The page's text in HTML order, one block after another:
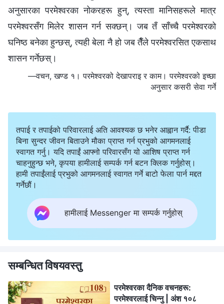
अनुसारका परमेश्‍वरका नोकरहरू हुन्, त्यस्ता मानिसहरूले मात्र
परमेश्‍वरसँग मिलेर शासन गर्न सक्छन्। जब तँ साँच्चै परमेश्‍वरको
घनिष्ठ बनेका हुन्छस्, त्यही बेला नै हो जब तैँले परमेश्‍वरसित एकसाथ
शासन गर्नेछस्।
—वचन, खण्ड १। परमेश्‍वरको देखापराइ र काम। परमेश्‍वरको इच्छा
अनुसार कसरी सेवा गर्ने
तपाई र तपाईको परिवारलाई अति आवश्यक छ भनेर आह्वान गर्दै: पीडा
बिना सुन्दर जीवन बिताउने मौका प्राप्त गर्न प्रभुको आगमनलाई
स्वागत गर्नु। यदि तपाईं आफ्नो परिवारसँग यो आशिष प्राप्त गर्न
चाहनुहुन्छ भने, कृपया हामीलाई सम्पर्क गर्न बटन क्लिक गर्नुहोस्।
हामी तपाईंलाई प्रभुको आगमनलाई स्वागत गर्ने बाटो फेला पार्न मद्दत
गर्नेछौं।
हामीलाई Messenger मा सम्पर्क गर्नुहोस्
सम्बन्धित विषयवस्तु
परमेश्‍वरका दैनिक वचनहरू:
परमेश्‍वरलाई चिन्‍नु | अंश १०८